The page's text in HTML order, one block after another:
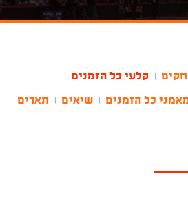
קלעי כל הזמנים
כל הזמנים שיאים תארים